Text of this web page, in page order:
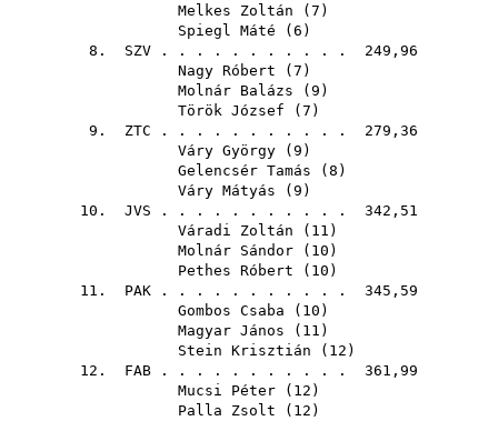
Melkes Zoltán ( 7 )
Spiegl Máté ( 6 )
8. SZV . . . . . . . . . . . 249,96
Nagy Róbert ( 7 )
Molnár Balázs ( 9 )
Török József ( 7 )
9. ZTC . . . . . . . . . . . 279,36
Váry György ( 9 )
Gelencsér Tamás ( 8 )
Váry Mátyás ( 9 )
10. JVS . . . . . . . . . . . 342,51
Váradi Zoltán ( 11 )
Molnár Sándor ( 10 )
Pethes Róbert ( 10 )
11. PAK . . . . . . . . . . . 345,59
Gombos Csaba ( 10 )
Magyar János ( 11 )
Stein Krisztián ( 12 )
12. FAB . . . . . . . . . . . 361,99
Mucsi Péter ( 12 )
Palla Zsolt ( 12 )